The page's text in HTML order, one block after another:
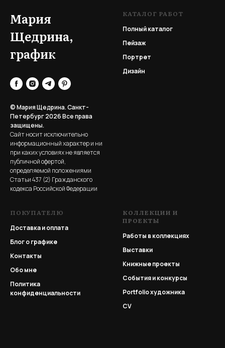
Мария
Щедрина,
график
© Мария Щедрина. Санкт-
Петербург 2026Все права
защищены.
Сайт носит исключительно
информационный характер и ни
при каких условиях не является
публичной офертой,
определяемой положениями
Статьи 437 (2) Гражданского
кодекса Российской Федерации
КАТАЛОГ РАБОТ
Полный каталог
Пейзаж
Портрет
Дизайн
ПОКУПАТЕЛЮ
Доставка и оплата
Блог о графике
Контакты
Обо мне
Политика
конфиденциальности
КОЛЛЕКЦИИ И
ПРОЕКТЫ
Работы в коллекциях
Выставки
Книжные проекты
События и конкурсы
Portfolioхудожника
CV